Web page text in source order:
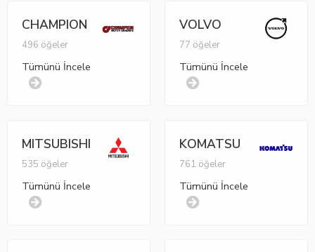
CHAMPION
496 öğeler
Tümünü İncele
VOLVO
77 öğeler
Tümünü İncele
MITSUBISHI
535 öğeler
Tümünü İncele
KOMATSU
761 öğeler
Tümünü İncele